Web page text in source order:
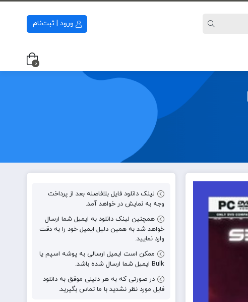
ورود | ثبت‌نام
0
لینک دانلود فایل بلافاصله بعد از پرداخت
وجه به نمایش در خواهد آمد.
همچنین لینک دانلود به ایمیل شما ارسال
خواهد شد به همین دلیل ایمیل خود را به دقت
وارد نمایید.
ممکن است ایمیل ارسالی به پوشه اسپم یا
Bulk ایمیل شما ارسال شده باشد.
در صورتی که به هر دلیلی موفق به دانلود
فایل مورد نظر نشدید با ما تماس بگیرید.